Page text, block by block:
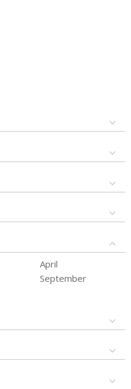
April
September